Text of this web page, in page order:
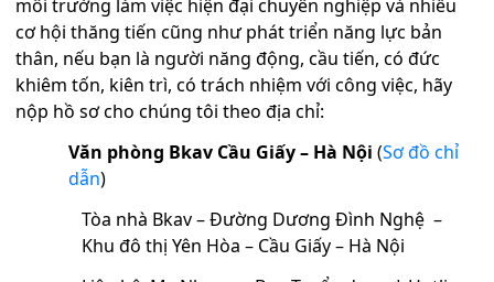
môi trường làm việc hiện đại chuyên nghiệp và nhiều
cơ hội thăng tiến cũng như phát triển năng lực bản
thân, nếu bạn là người năng động, cầu tiến, có đức
khiêm tốn, kiên trì, có trách nhiệm với công việc, hãy
nộp hồ sơ cho chúng tôi theo địa chỉ:
Văn phòng Bkav Cầu Giấy – Hà Nội (Sơ đồ chỉ
dẫn)
Tòa nhà Bkav – Đường Dương Đình Nghệ –
Khu đô thị Yên Hòa – Cầu Giấy – Hà Nội